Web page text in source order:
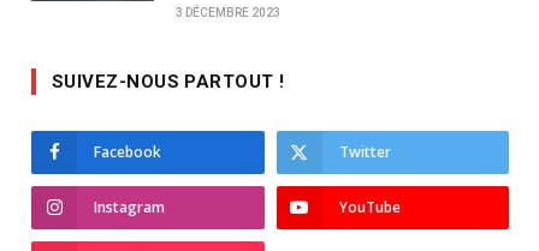
3 DÉCEMBRE 2023
SUIVEZ-NOUS PARTOUT !
Facebook Twitter
Instagram YouTube